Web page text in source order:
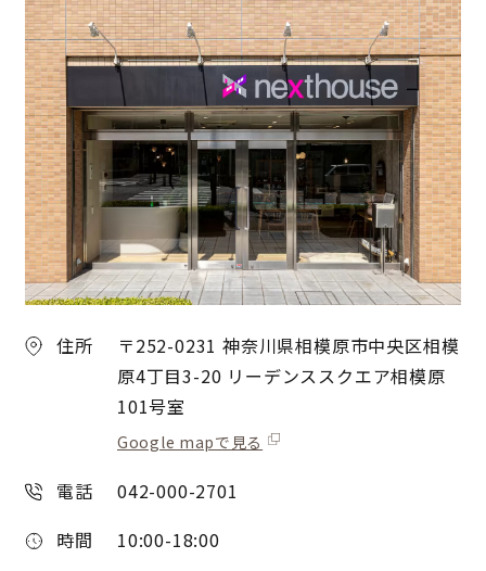
住所
〒252-0231 神奈川県相模原市中央区相模
原4丁目3-20 リーデンススクエア相模原
101号室
Google mapで見る
電話
042-000-2701
時間
10:00-18:00